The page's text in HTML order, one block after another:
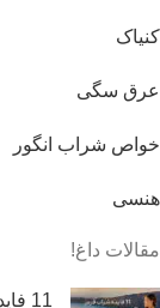
کنیاک
عرق سگی
خواص شراب انگور
هنسی
مقالات داغ!
11